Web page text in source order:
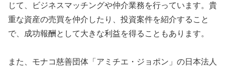
じて、ビジネスマッチングや仲介業務を行っています。貴
重な資産の売買を仲介したり、投資案件を紹介すること
で、成功報酬として大きな利益を得ることもあります。
また、モナコ慈善団体「アミチエ・ジョポン」の日本法人